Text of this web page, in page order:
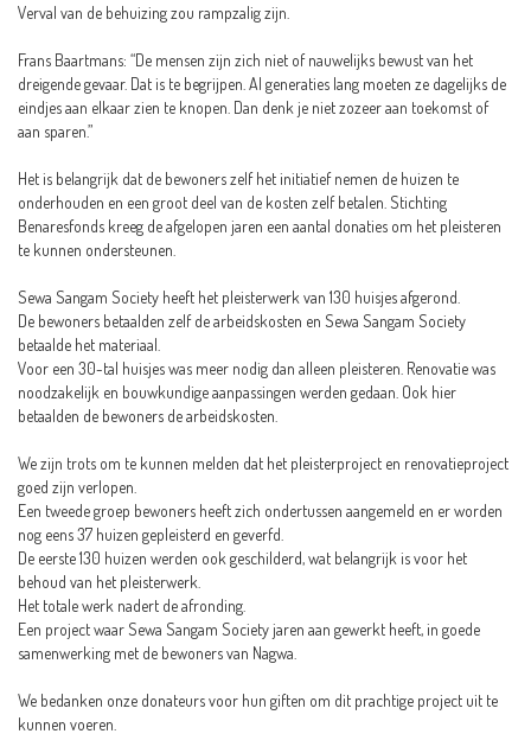
Verval van de behuizing zou rampzalig zijn.
Frans Baartmans: “De mensen zijn zich niet of nauwelijks bewust van het
dreigende gevaar. Dat is te begrijpen. Al generaties lang moeten ze dagelijks de
eindjes aan elkaar zien te knopen. Dan denk je niet zozeer aan toekomst of
aan sparen.”
Het is belangrijk dat de bewoners zelf het initiatief nemen de huizen te
onderhouden en een groot deel van de kosten zelf betalen. Stichting
Benaresfonds kreeg de afgelopen jaren een aantal donaties om het pleisteren
te kunnen ondersteunen.
Sewa Sangam Society heeft het pleisterwerk van 130 huisjes afgerond.
De bewoners betaalden zelf de arbeidskosten en Sewa Sangam Society
betaalde het materiaal.
Voor een 30-tal huisjes was meer nodig dan alleen pleisteren. Renovatie was
noodzakelijk en bouwkundige aanpassingen werden gedaan. Ook hier
betaalden de bewoners de arbeidskosten.
We zijn trots om te kunnen melden dat het pleisterproject en renovatieproject
goed zijn verlopen.
Een tweede groep bewoners heeft zich ondertussen aangemeld en er worden
nog eens 37 huizen gepleisterd en geverfd.
De eerste 130 huizen werden ook geschilderd, wat belangrijk is voor het
behoud van het pleisterwerk.
Het totale werk nadert de afronding.
Een project waar Sewa Sangam Society jaren aan gewerkt heeft, in goede
samenwerking met de bewoners van Nagwa.
We bedanken onze donateurs voor hun giften om dit prachtige project uit te
kunnen voeren.